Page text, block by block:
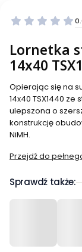
Lornetka
14x40
Opierając się na
14x40 TSX1440
ulepszona o
konstrukcję
NiMH.
Przejdź do
Sprawdź także: